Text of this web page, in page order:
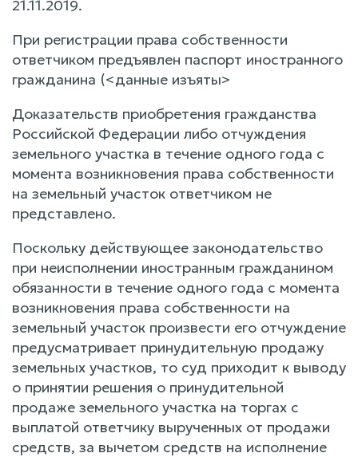
21.11.2019.
При регистрации права собственности
ответчиком предъявлен паспорт иностранного
гражданина (<данные изъяты>
Доказательств приобретения гражданства
Российской Федерации либо отчуждения
земельного участка в течение одного года с
момента возникновения права собственности
на земельный участок ответчиком не
представлено.
Поскольку действующее законодательство
при неисполнении иностранным гражданином
обязанности в течение одного года с момента
возникновения права собственности на
земельный участок произвести его отчуждение
предусматривает принудительную продажу
земельных участков, то суд приходит к выводу
о принятии решения о принудительной
продаже земельного участка на торгах с
выплатой ответчику вырученных от продажи
средств, за вычетом средств на исполнение